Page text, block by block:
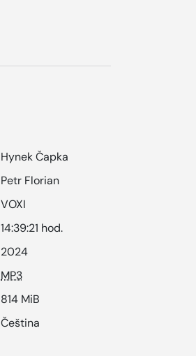
Hynek Čapka
Petr Florian
VOXI
14:39:21 hod.
2024
MP3
814 MiB
Čeština